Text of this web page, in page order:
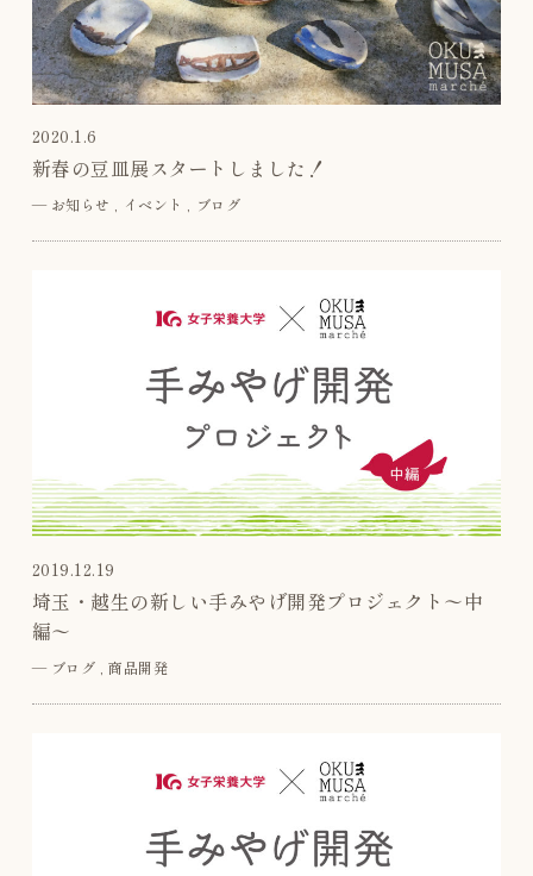
2020.1.6
新春の豆皿展スタートしました！
― お知らせ イベント ブログ
2019.12.19
埼玉・越生の新しい手みやげ開発プロジェクト〜中
編〜
― ブログ 商品開発